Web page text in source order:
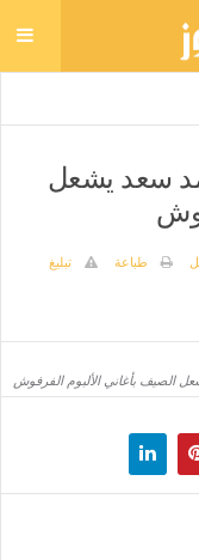
سعد يشعل
طباعة
تبليغ
بأغاني الألبوم الفرفوش